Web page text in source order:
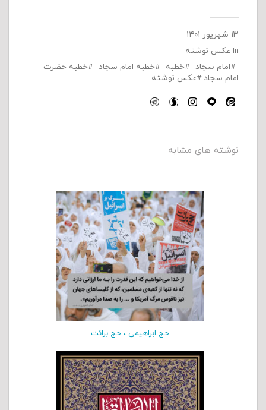
۱۳ شهریور ۱۴۰۱
In عکس نوشته
امام سجاد
خطبه خطبه امام سجاد
خطبه حضرت
امام سجاد
عکس-نوشته
نوشته های مشابه
حج ابراهیمی ، حج برائت